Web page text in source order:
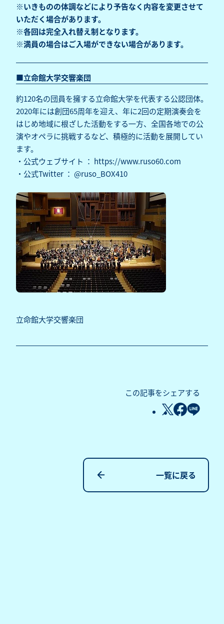
※いきものの体調などにより予告なく内容を変更させて
いただく場合があります。
※各回は完全入れ替え制となります。
※満員の場合はご入場ができない場合があります。
■立命館大学交響楽団
約120名の団員を擁する立命館大学を代表する公認団体。
2020年には創団65周年を迎え、年に2回の定期演奏会を
はじめ地域に根ざした活動をする一方、全国各地での公
演やオペラに挑戦するなど、積極的に活動を展開してい
ます。
・公式ウェブサイト ： https://www.ruso60.com
・公式Twitter ： @ruso_BOX410
立命館大学交響楽団
この記事をシェアする
一覧に戻る